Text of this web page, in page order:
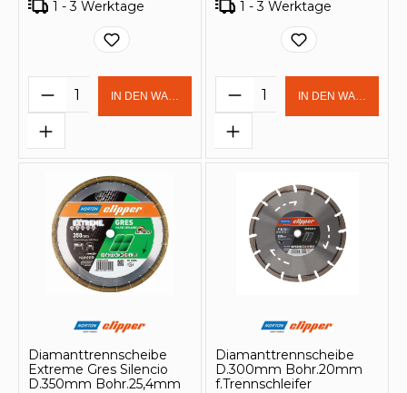
1 - 3 Werktage
Produkt Anzahl: Gib den
IN DEN WARENKORB
1 - 3 Werktage
Produkt Anzahl:
IN DEN
Diamanttrennscheibe
Extreme Gres Silencio
D.350mm Bohr.25,4mm
Diamanttrennscheibe
D.300mm Bohr.20mm
f.Trennschleifer